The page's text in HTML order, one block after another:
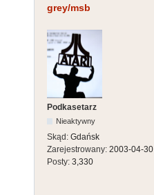
grey/msb
Podkasetarz
Nieaktywny
Skąd: Gdańsk
Zarejestrowany: 2003-04-30
Posty: 3,330